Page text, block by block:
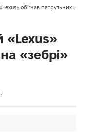
патрульних на «зебрі» (ВІДЕО)
«Lexus»
«зебрі»